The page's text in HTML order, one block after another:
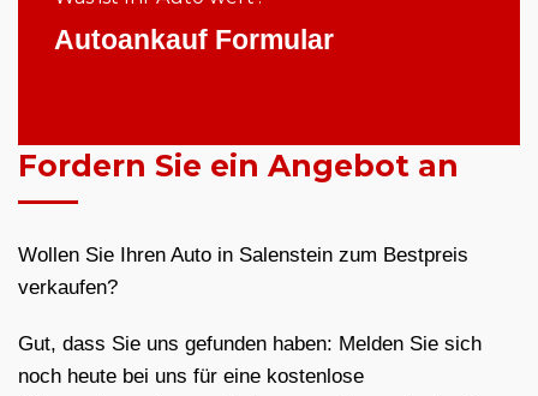
Autoankauf Formular
Fordern Sie ein Angebot an
Wollen Sie Ihren Auto in Salenstein zum Bestpreis
verkaufen?
Gut, dass Sie uns gefunden haben: Melden Sie sich
noch heute bei uns für eine kostenlose